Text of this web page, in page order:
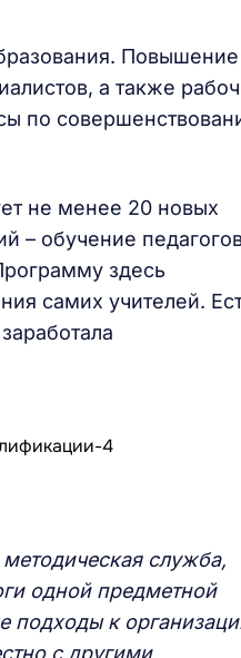
Повышение
а также
по
не менее 20 новых
– обучение
здесь
самих учителей.
служба,
одной предметной
подходы к
с другими